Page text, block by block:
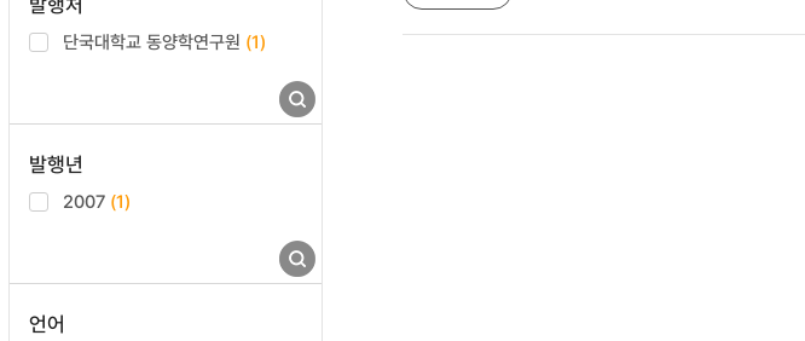
단국대학교 동양학연구원 (1)
발행년
2007 (1)
언어